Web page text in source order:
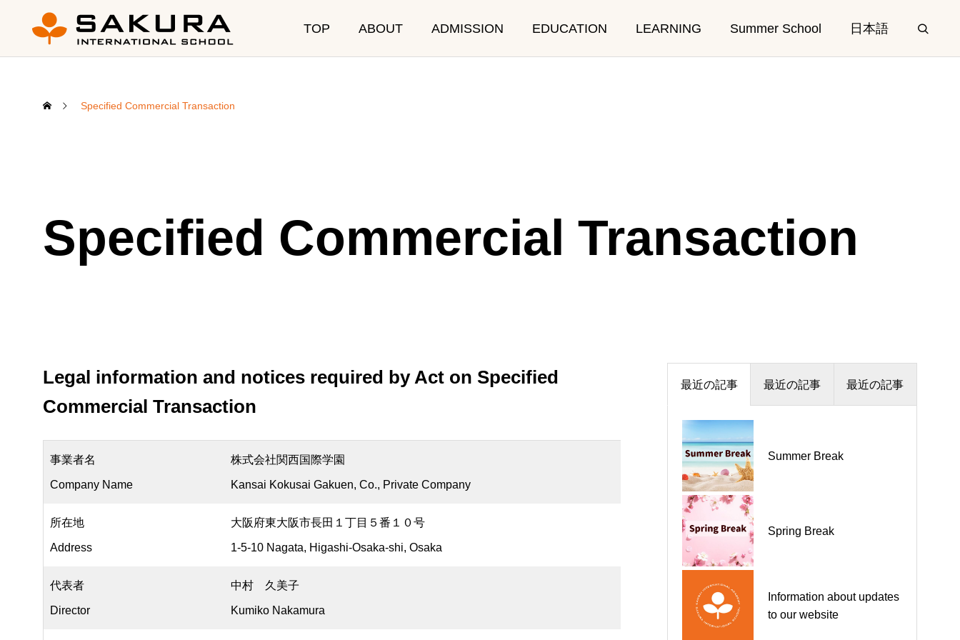
TOP ABOUT ADMISSION EDUCATION LEARNING Summer School 日本語
SIS Program
Specified Commercial Transaction
Specified Commercial Transaction
Legal information and notices required by Act on Specified
Commercial Transaction
事業者名
Company Name
株式会社関西国際学園
Kansai Kokusai Gakuen, Co., Private Company
所在地
Address
大阪府東大阪市長田１丁目５番１０号
1-5-10 Nagata, Higashi-Osaka-shi, Osaka
代表者
Director
中村 久美子
Kumiko Nakamura
最近の記事 最近の記事 最近の記事
Summer Break
Spring Break
Information about updates
to our website
School
Winter Break